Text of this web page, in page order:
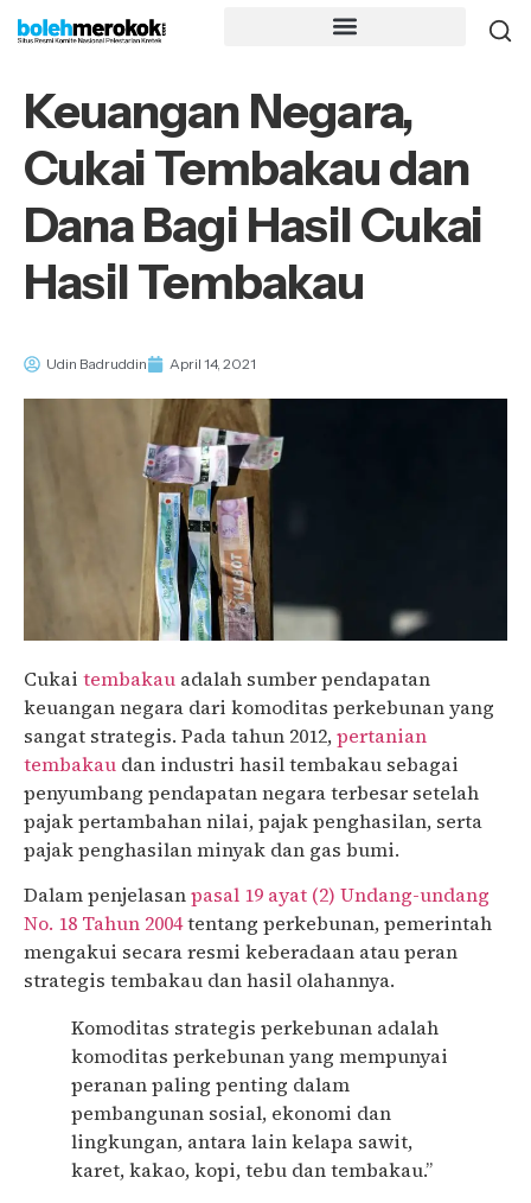
Keuangan Negara,
Cukai Tembakau dan
Dana Bagi Hasil Cukai
Hasil Tembakau
Udin Badruddin April 14, 2021
Cukai tembakau adalah sumber pendapatan
keuangan negara dari komoditas perkebunan yang
sangat strategis. Pada tahun 2012,pertanian
tembakau dan industri hasil tembakau sebagai
penyumbang pendapatan negara terbesar setelah
pajak pertambahan nilai, pajak penghasilan, serta
pajak penghasilan minyak dan gas bumi.
Dalam penjelasanpasal 19 ayat (2) Undang-undang
No. 18 Tahun 2004tentang perkebunan, pemerintah
mengakui secara resmi keberadaan atau peran
strategis tembakau dan hasil olahannya.
Komoditas strategis perkebunan adalah
komoditas perkebunan yang mempunyai
peranan paling penting dalam
pembangunan sosial, ekonomi dan
lingkungan, antara lain kelapa sawit,
karet, kakao, kopi, tebu dan tembakau.”